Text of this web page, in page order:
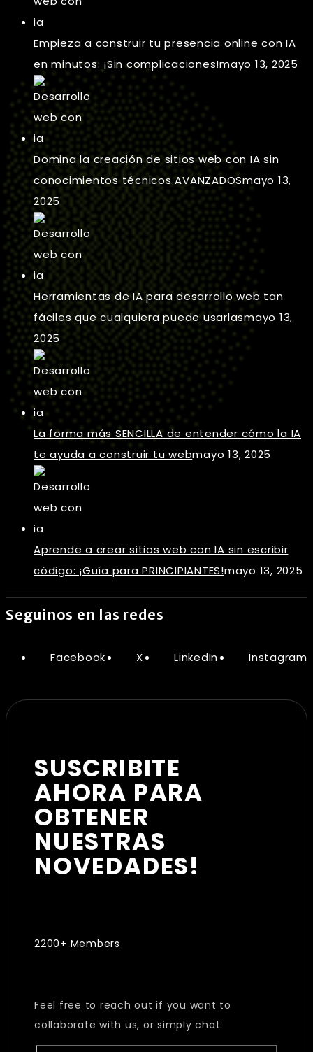
Empieza a construir tu presencia online con IA
en minutos: ¡Sin complicaciones!mayo 13, 2025
Domina la creación de sitios web con IA sin
conocimientos técnicos AVANZADOSmayo 13,
2025
Herramientas de IA para desarrollo web tan
fáciles que cualquiera puede usarlasmayo 13,
2025
La forma más SENCILLA de entender cómo la IA
te ayuda a construir tu webmayo 13, 2025
Aprende a crear sitios web con IA sin escribir
código: ¡Guía para PRINCIPIANTES!mayo 13, 2025
Seguinos en las redes
Facebook X LinkedIn Instagram
SUSCRIBITE
AHORA PARA
OBTENER
NUESTRAS
NOVEDADES!
2200+ Members
Feel free to reach out if you want to
collaborate with us, or simply chat.